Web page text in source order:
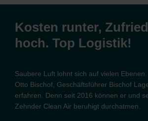
Kosten runter,
hoch. Top Logistik!
Saubere Luft lohnt sich auf vielen
Otto Bischof, Geschäftsführer Bischof
erfahren. Denn seit 2016 können er und
Zehnder Clean Air beruhigt durchatmen.